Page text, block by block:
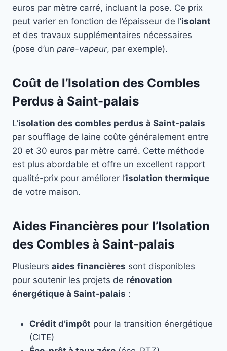
euros par mètre carré, incluant la pose. Ce prix
peut varier en fonction de l’épaisseur de l’isolant
et des travaux supplémentaires nécessaires
(pose d’un pare-vapeur, par exemple).
Coût de l’Isolation des Combles
Perdus à Saint-palais
L’isolation des combles perdus à Saint-palais
par soufflage de laine coûte généralement entre
20 et 30 euros par mètre carré. Cette méthode
est plus abordable et offre un excellent rapport
qualité-prix pour améliorer l’isolation thermique
de votre maison.
Aides Financières pour l’Isolation
des Combles à Saint-palais
Plusieurs aides financières sont disponibles
pour soutenir les projets de rénovation
énergétique à Saint-palais :
Crédit d’impôt pour la transition énergétique
(CITE)